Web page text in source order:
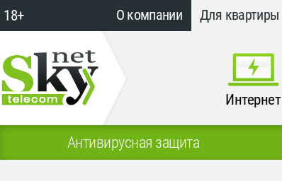
18+ О компании Для квартиры
Интернет
Антивирусная защита